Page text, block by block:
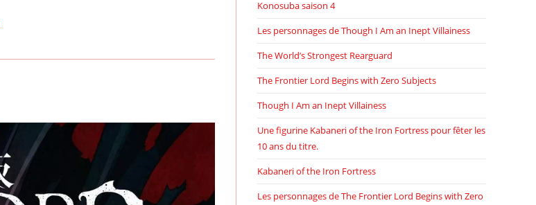
Konosuba saison 4
Les personnages de Though I Am an Inept Villainess
The World’s Strongest Rearguard
The Frontier Lord Begins with Zero Subjects
Though I Am an Inept Villainess
Une figurine Kabaneri of the Iron Fortress pour fêter les
10 ans du titre.
Kabaneri of the Iron Fortress
Les personnages de The Frontier Lord Begins with Zero